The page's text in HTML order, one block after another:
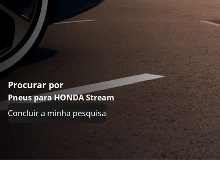
Procurar por
Pneus para HONDA Stream
Concluir a minha pesquisa